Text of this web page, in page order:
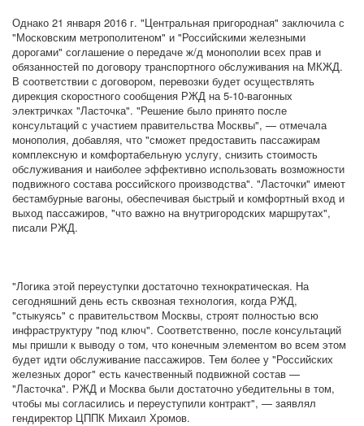
Однако 21 января 2016 г. "Центральная пригородная" заключила с
"Московским метрополитеном" и "Российскими железными
дорогами" соглашение о передаче ж/д монополии всех прав и
обязанностей по договору транспортного обслуживания на МКЖД.
В соответствии с договором, перевозки будет осуществлять
дирекция скоростного сообщения РЖД на 5-10-вагонных
электричках "Ласточка". "Решение было принято после
консультаций с участием правительства Москвы", — отмечала
монополия, добавляя, что "сможет предоставить пассажирам
комплексную и комфортабельную услугу, снизить стоимость
обслуживания и наиболее эффективно использовать возможности
подвижного состава российского производства". "Ласточки" имеют
бестамбурные вагоны, обеспечивая быстрый и комфортный вход и
выход пассажиров, "что важно на внутригородских маршрутах",
писали РЖД.
"Логика этой переуступки достаточно технократическая. На
сегодняшний день есть сквозная технология, когда РЖД,
"стыкуясь" с правительством Москвы, строят полностью всю
инфраструктуру "под ключ". Соответственно, после консультаций
мы пришли к выводу о том, что конечным элементом во всем этом
будет идти обслуживание пассажиров. Тем более у "Российских
железных дорог" есть качественный подвижной состав —
"Ласточка". РЖД и Москва были достаточно убедительны в том,
чтобы мы согласились и переуступили контракт", — заявлял
гендиректор ЦППК Михаил Хромов.